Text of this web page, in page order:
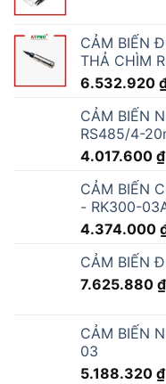
CẢM BIẾN
THẢ CHÌM
6.532.920
CẢM BIẾN
RS485/4-
4.017.600 ₫
CẢM BIẾN
- RK300-
4.374.000
CẢM BIẾN
7.625.880 ₫
CẢM BIẾN
03
5.188.320 ₫